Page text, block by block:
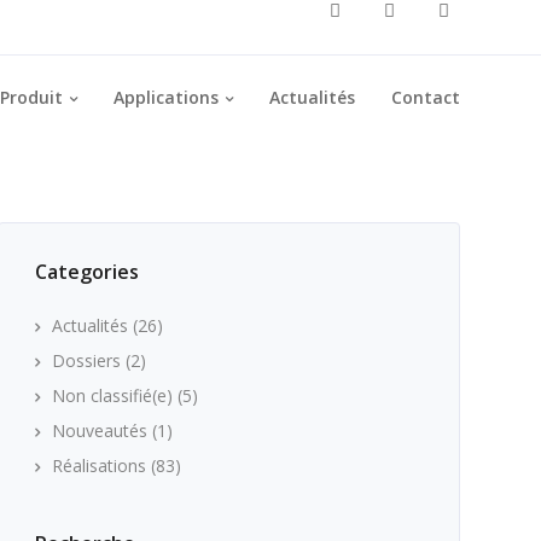
Produit Applications Actualités Contact
Categories
Actualités (26)
Dossiers (2)
Non classifié(e) (5)
Nouveautés (1)
Réalisations (83)